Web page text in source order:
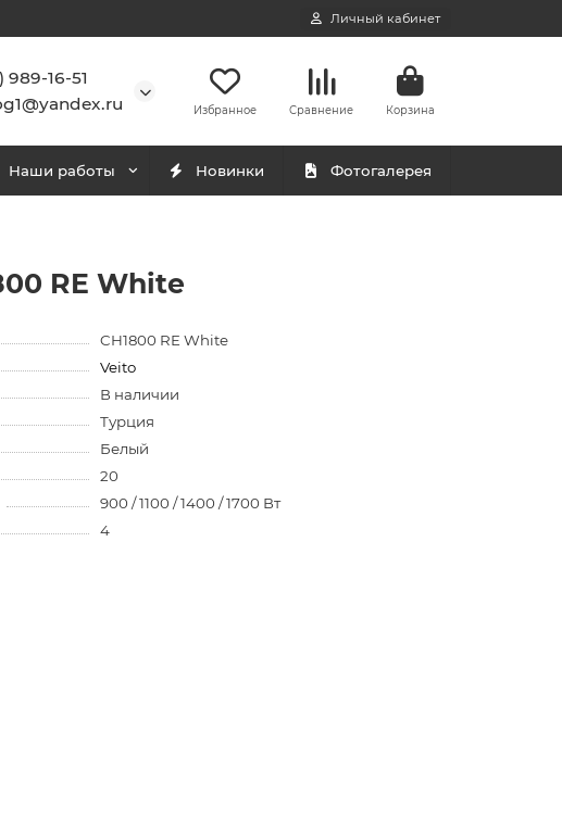
Личный кабинет
989-16-51
Избранное Сравнение Корзина
Наши работы Новинки Фотогалерея
RE White
CH1800 RE White
Veito
В наличии
Турция
Белый
20
900 / 1100 / 1400 / 1700 Вт
4